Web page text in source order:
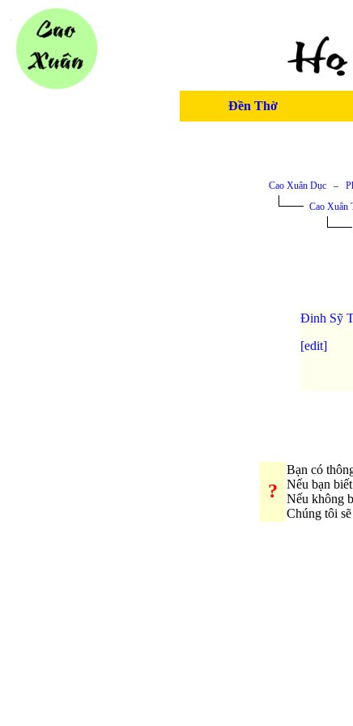
Đền Thờ
Cao Xuân Dục–
Cao Xuân
Đinh Sỹ
[edit]
?
Bạn có
Nếu bạn
Nếu không
Chúng tôi